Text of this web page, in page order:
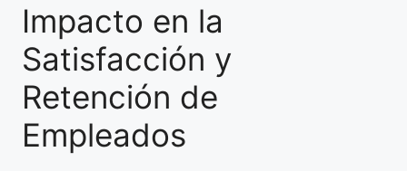
Impacto en la
Satisfacción y
Retención de
Empleados